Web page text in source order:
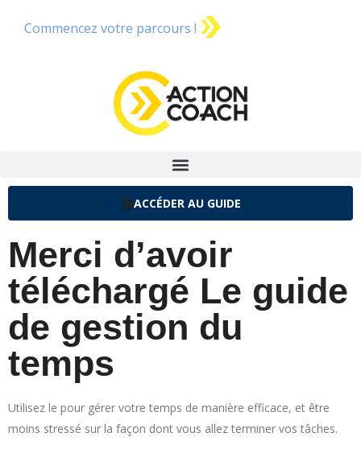
Commencez votre parcours !
ACCÉDER AU GUIDE
Merci d’avoir
téléchargé Le guide
de gestion du
temps
Utilisez le pour gérer votre temps de manière efficace, et être
moins stressé sur la façon dont vous allez terminer vos tâches.